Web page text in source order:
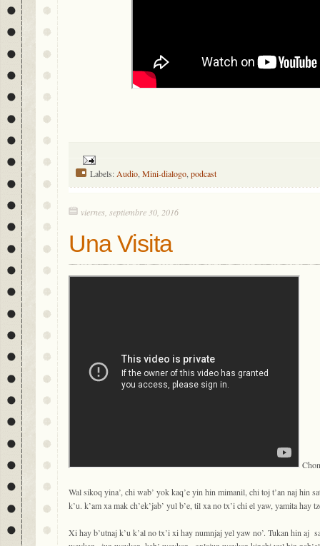
Labels: Audio Mini-dialogo podcast
viernes, septiembre 30, 2016
Una Visita
Wal sikoq yina’, chi wab’ yok kaq’e yin hin mimanil, chi toj t’an naj hin
k’u. k’am xa mak ch’ek’jab’ yul b’e, til xa no tx’i chi el yaw, yamita hay
Xi hay b’utnaj k’u k’al no tx’i xi hay numnjaj yel yaw no’. Tukan hin aj